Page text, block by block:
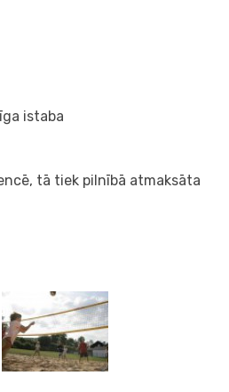
istaba
tā tiek pilnībā atmaksāta